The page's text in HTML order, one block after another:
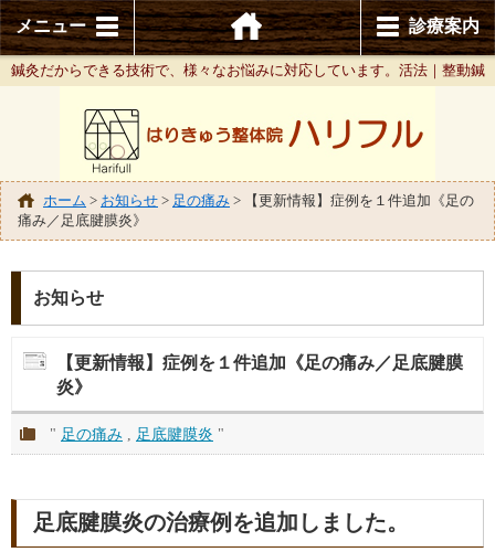
メニュー 診療案内
鍼灸だからできる技術で、様々なお悩みに対応しています。活法｜整動鍼
ホーム > お知らせ > 足の痛み >
【更新情報】症例を１件追加《足の
痛み／足底腱膜炎》
お知らせ
【更新情報】症例を１件追加《足の痛み／足底腱膜
炎》
" 足の痛み 足底腱膜炎 "
足底腱膜炎の治療例を追加しました。